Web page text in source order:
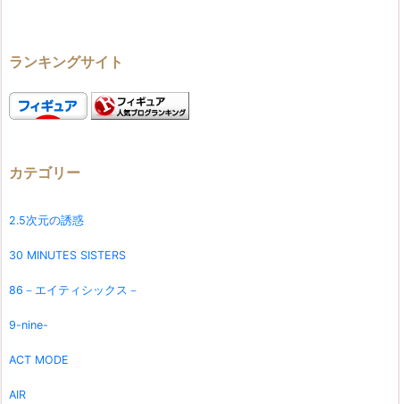
ランキングサイト
カテゴリー
2.5次元の誘惑
30 MINUTES SISTERS
86－エイティシックス－
9-nine-
ACT MODE
AIR